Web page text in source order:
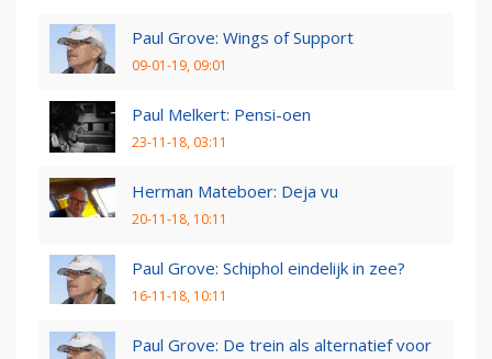
Paul Grove: Wings of Support
09-01-19, 09:01
Paul Melkert: Pensi-oen
23-11-18, 03:11
Herman Mateboer: Deja vu
20-11-18, 10:11
Paul Grove: Schiphol eindelijk in zee?
16-11-18, 10:11
Paul Grove: De trein als alternatief voor